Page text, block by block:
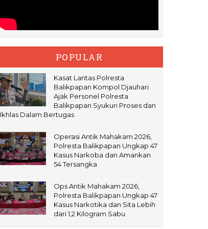
POPULAR
Kasat Lantas Polresta
Balikpapan Kompol Djauhari
Ajak Personel Polresta
Balikpapan Syukuri Proses dan
Ikhlas Dalam Bertugas
Operasi Antik Mahakam 2026,
Polresta Balikpapan Ungkap 47
Kasus Narkoba dan Amankan
54 Tersangka
Ops Antik Mahakam 2026,
Polresta Balikpapan Ungkap 47
Kasus Narkotika dan Sita Lebih
dari 1,2 Kilogram Sabu